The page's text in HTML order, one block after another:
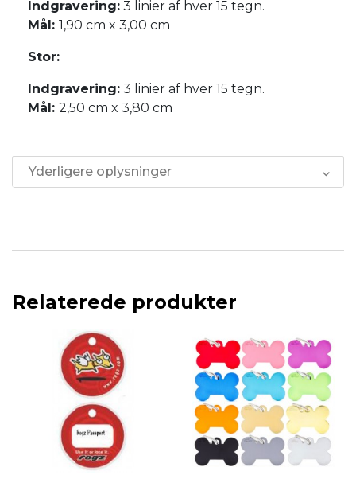
Indgravering: 3 linier af hver 15 tegn.
Mål: 1,90 cm x 3,00 cm
Stor:
Indgravering: 3 linier af hver 15 tegn.
Mål: 2,50 cm x 3,80 cm
Yderligere oplysninger
Relaterede produkter